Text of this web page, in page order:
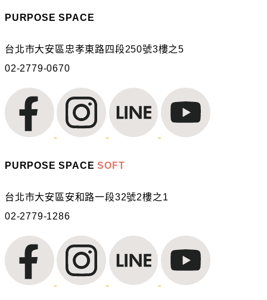
PURPOSE SPACE
台北市大安區忠孝東路四段250號3樓之5
02-2779-0670
PURPOSE SPACESOFT
台北市大安區安和路一段32號2樓之1
02-2779-1286